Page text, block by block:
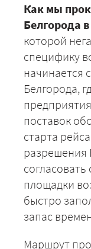
Как мы
Белгорода
которой
специфику
начинается
Белгорода,
поставок
старта
разрешения
площадки
быстро
запас
Маршрут